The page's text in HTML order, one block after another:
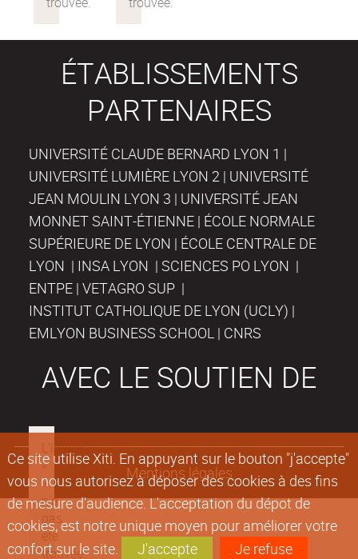
Ce site utilise Xiti. En appuyant sur le bouton "j'accepte"
vous nous autorisez à déposer des cookies à des fins
de mesure d'audience. L'acceptation du dépot de
cookies, est notre unique moyen pour améliorer votre
confort sur le site.
J'accepte Je refuse
ÉTABLISSEMENTS
PARTENAIRES
UNIVERSITÉ CLAUDE BERNARD LYON 1 |
UNIVERSITÉ LUMIÈRE LYON 2 | UNIVERSITÉ
JEAN MOULIN LYON 3 | UNIVERSITÉ JEAN
MONNET SAINT-ÉTIENNE | ÉCOLE NORMALE
SUPÉRIEURE DE LYON | ÉCOLE CENTRALE DE
LYON | INSA LYON | SCIENCES PO LYON |
ENTPE | VETAGRO SUP |
INSTITUT CATHOLIQUE DE LYON (UCLY) |
EMLYON BUSINESS SCHOOL | CNRS
AVEC LE SOUTIEN DE
Mentions légales